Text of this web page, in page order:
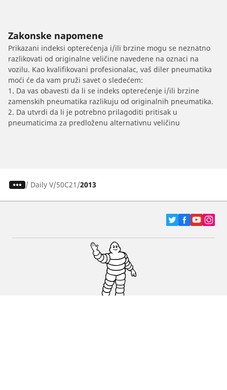
Zakonske napomene
Prikazani indeksi opterećenja i/ili brzine mogu se neznatno
razlikovati od originalne veličine navedene na oznaci na
vozilu. Kao kvalifikovani profesionalac, vaš diler pneumatika
moći će da vam pruži savet o sledećem:
1. Da vas obavesti da li se indeks opterećenje i/ili brzine
zamenskih pneumatika razlikuju od originalnih pneumatika.
2. Da utvrdi da li je potrebno prilagoditi pritisak u
pneumaticima za predloženu alternativnu veličinu
/ Daily V 50C21 2013